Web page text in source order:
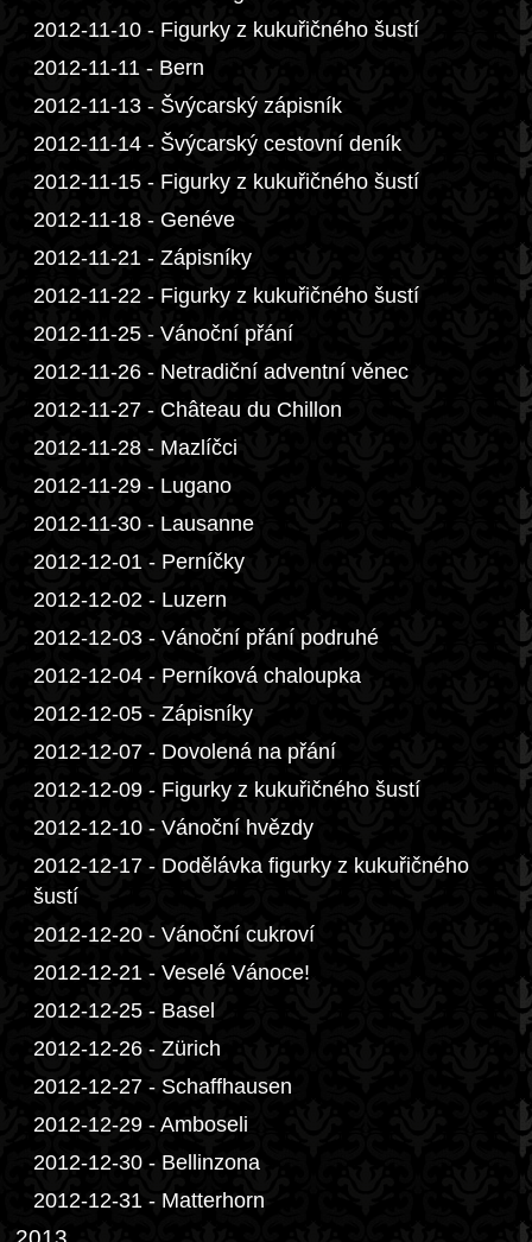
2012-11-10 - Figurky z kukuřičného šustí
2012-11-11 - Bern
2012-11-13 - Švýcarský zápisník
2012-11-14 - Švýcarský cestovní deník
2012-11-15 - Figurky z kukuřičného šustí
2012-11-18 - Genéve
2012-11-21 - Zápisníky
2012-11-22 - Figurky z kukuřičného šustí
2012-11-25 - Vánoční přání
2012-11-26 - Netradiční adventní věnec
2012-11-27 - Château du Chillon
2012-11-28 - Mazlíčci
2012-11-29 - Lugano
2012-11-30 - Lausanne
2012-12-01 - Perníčky
2012-12-02 - Luzern
2012-12-03 - Vánoční přání podruhé
2012-12-04 - Perníková chaloupka
2012-12-05 - Zápisníky
2012-12-07 - Dovolená na přání
2012-12-09 - Figurky z kukuřičného šustí
2012-12-10 - Vánoční hvězdy
2012-12-17 - Dodělávka figurky z kukuřičného
šustí
2012-12-20 - Vánoční cukroví
2012-12-21 - Veselé Vánoce!
2012-12-25 - Basel
2012-12-26 - Zürich
2012-12-27 - Schaffhausen
2012-12-29 - Amboseli
2012-12-30 - Bellinzona
2012-12-31 - Matterhorn